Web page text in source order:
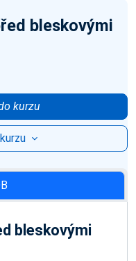
bleskovými
kurzu
bleskovými